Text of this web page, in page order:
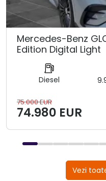
Mercedes-Benz
Edition Digital Light
Diesel
75.000 EUR
74.980 EUR
Vezi